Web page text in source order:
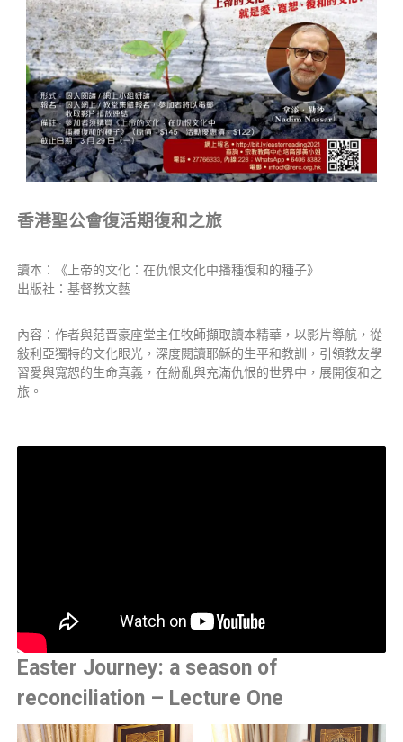
香港聖公會復活期復和之旅
讀本：《上帝的文化：在仇恨文化中播種復和的種子》
出版社：基督教文藝
內容：作者與范晋豪座堂主任牧師擷取讀本精華，以影片導航，從
敍利亞獨特的文化眼光，深度閱讀耶穌的生平和教訓，引領教友學
習愛與寬恕的生命真義，在紛亂與充滿仇恨的世界中，展開復和之
旅。
Easter Journey: a season of
reconciliation – Lecture One